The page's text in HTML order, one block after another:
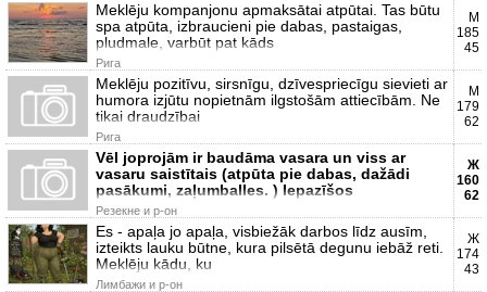
Meklēju kompanjonu apmaksātai atpūtai. Tas būtu
spa atpūta, izbraucieni pie dabas, pastaigas,
pludmale, varbūt pat kāds
Рига
М
185
45
Meklēju pozitīvu, sirsnīgu, dzīvespriecīgu sievieti ar
humora izjūtu nopietnām ilgstošām attiecībām. Ne
tikai draudzībai
Рига
М
179
62
Vēl joprojām ir baudāma vasara un viss ar
vasaru saistītais (atpūta pie dabas, dažādi
pasākumi, zaļumballes. ) Iepazīšos
Резекне и р-он
Ж
160
62
Es - apaļa jo apaļa, visbiežāk darbos līdz ausīm,
izteikts lauku būtne, kura pilsētā degunu iebāž reti.
Meklēju kādu, ku
Лимбажи и р-он
Ж
174
43